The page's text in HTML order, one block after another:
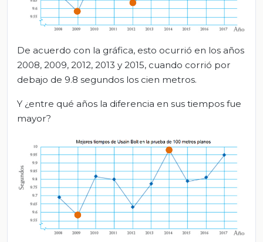
De acuerdo con la gráfica, esto ocurrió en los años
2008, 2009, 2012, 2013 y 2015, cuando corrió por
debajo de 9.8 segundos los cien metros.
Y ¿entre qué años la diferencia en sus tiempos fue
mayor?